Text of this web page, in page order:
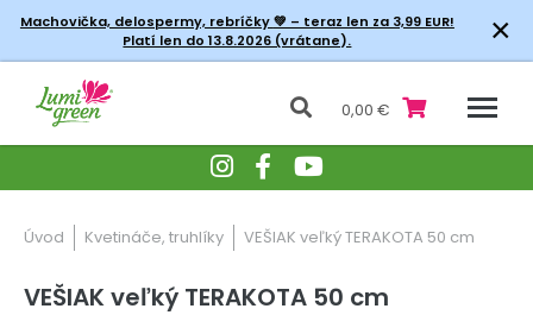
Machovička, delospermy, rebríčky💚 – teraz len za 3,99 EUR!
Platí len do 13.8.2026 (vrátane).
×
0,00 €
Úvod Kvetináče, truhlíky VEŠIAK veľký TERAKOTA 50 cm
VEŠIAK veľký TERAKOTA 50 cm